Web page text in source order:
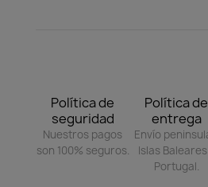
Política de
seguridad
Nuestros pagos
son 100% seguros.
Política de
entrega
Envío
Islas
Portugal.